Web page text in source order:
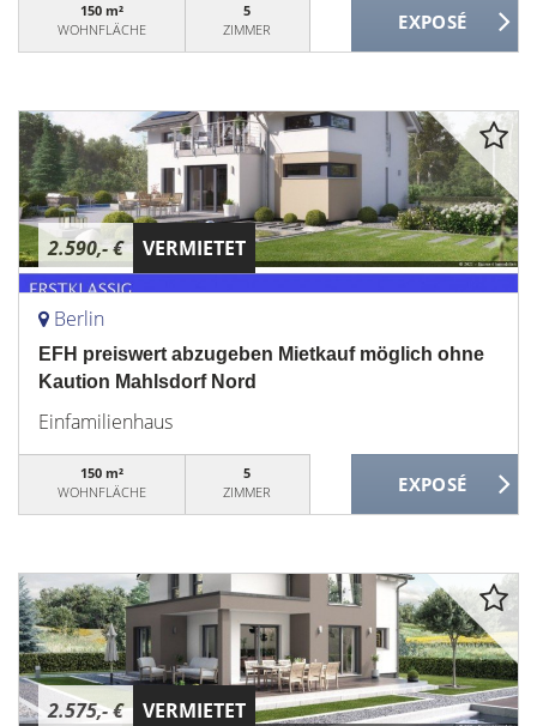
150 m²
WOHNFLÄCHE
5
ZIMMER
2.590,- € VERMIETET
Berlin
EFH preiswert abzugeben Mietkauf möglich ohne
Kaution Mahlsdorf Nord
Einfamilienhaus
150 m²
WOHNFLÄCHE
5
ZIMMER
2.575,- € VERMIETET